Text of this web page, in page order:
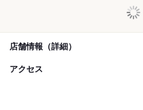
店舗情報（詳細）
アクセス